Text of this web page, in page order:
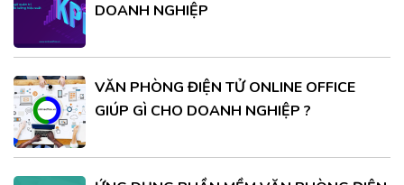
DOANH NGHIỆP
VĂN PHÒNG ĐIỆN TỬ ONLINE OFFICE
GIÚP GÌ CHO DOANH NGHIỆP ?